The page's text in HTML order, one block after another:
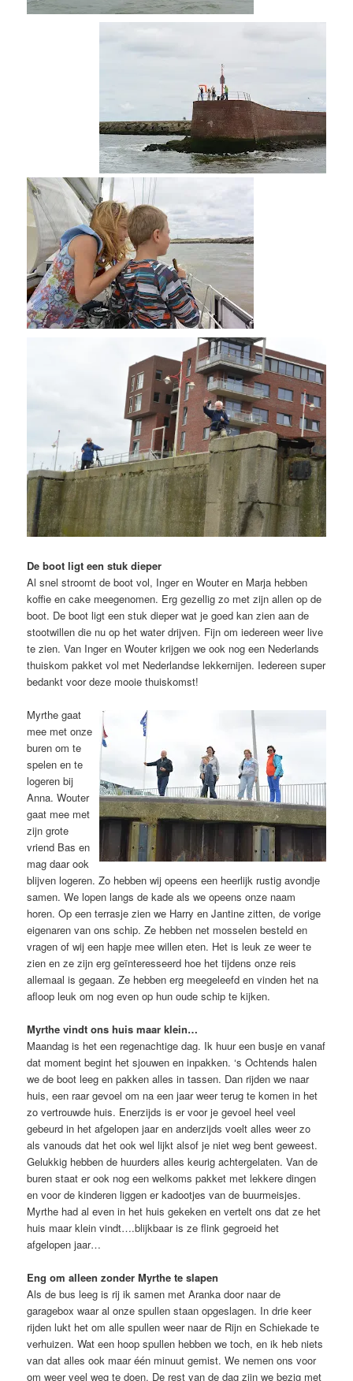
De boot ligt een stuk dieper
Al snel stroomt de boot vol, Inger en Wouter en Marja hebben
koffie en cake meegenomen. Erg gezellig zo met zijn allen op de
boot. De boot ligt een stuk dieper wat je goed kan zien aan de
stootwillen die nu op het water drijven. Fijn om iedereen weer live
te zien. Van Inger en Wouter krijgen we ook nog een Nederlands
thuiskom pakket vol met Nederlandse lekkernijen. Iedereen super
bedankt voor deze mooie thuiskomst!
Myrthe gaat
mee met onze
buren om te
spelen en te
logeren bij
Anna. Wouter
gaat mee met
zijn grote
vriend Bas en
mag daar ook
blijven logeren. Zo hebben wij opeens een heerlijk rustig avondje
samen. We lopen langs de kade als we opeens onze naam
horen. Op een terrasje zien we Harry en Jantine zitten, de vorige
eigenaren van ons schip. Ze hebben net mosselen besteld en
vragen of wij een hapje mee willen eten. Het is leuk ze weer te
zien en ze zijn erg geïnteresseerd hoe het tijdens onze reis
allemaal is gegaan. Ze hebben erg meegeleefd en vinden het na
afloop leuk om nog even op hun oude schip te kijken.
Myrthe vindt ons huis maar klein…
Maandag is het een regenachtige dag. Ik huur een busje en vanaf
dat moment begint het sjouwen en inpakken. ‘s Ochtends halen
we de boot leeg en pakken alles in tassen. Dan rijden we naar
huis, een raar gevoel om na een jaar weer terug te komen in het
zo vertrouwde huis. Enerzijds is er voor je gevoel heel veel
gebeurd in het afgelopen jaar en anderzijds voelt alles weer zo
als vanouds dat het ook wel lijkt alsof je niet weg bent geweest.
Gelukkig hebben de huurders alles keurig achtergelaten. Van de
buren staat er ook nog een welkoms pakket met lekkere dingen
en voor de kinderen liggen er kadootjes van de buurmeisjes.
Myrthe had al even in het huis gekeken en vertelt ons dat ze het
huis maar klein vindt….blijkbaar is ze flink gegroeid het
afgelopen jaar…
Eng om alleen zonder Myrthe te slapen
Als de bus leeg is rij ik samen met Aranka door naar de
garagebox waar al onze spullen staan opgeslagen. In drie keer
rijden lukt het om alle spullen weer naar de Rijn en Schiekade te
verhuizen. Wat een hoop spullen hebben we toch, en ik heb niets
van dat alles ook maar één minuut gemist. We nemen ons voor
om weer veel weg te doen. De rest van de dag zijn we bezig met